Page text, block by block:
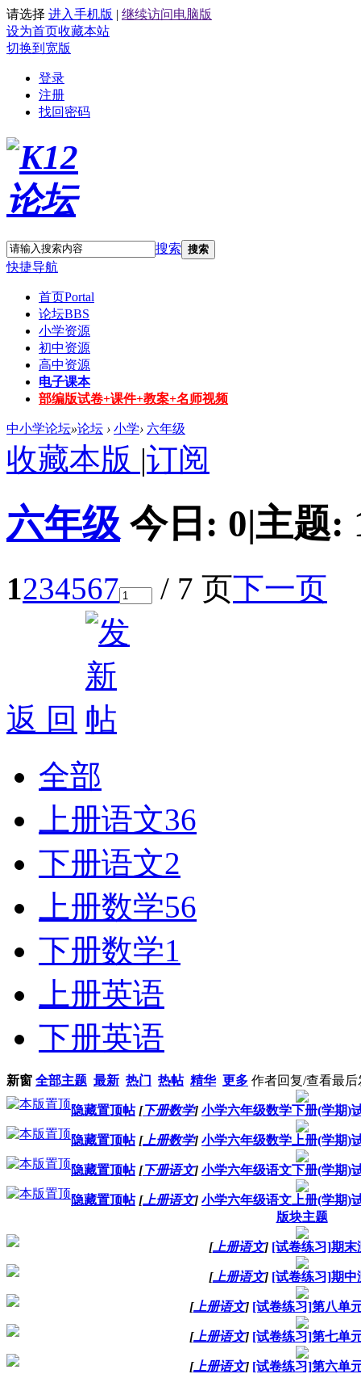
请选择 进入手机版 | 继续访问电脑版
设为首页收藏本站
切换到宽版
登录
注册
找回密码
搜索 搜索
快捷导航
首页Portal
论坛BBS
小学资源
初中资源
高中资源
电子课本
部编版试卷+课件+教案+名师视频
中小学论坛»论坛 › 小学› 六年级
收藏本版 |订阅
六年级 今日: 0|主题:
1234567 / 7 页下一页
返 回
全部
上册语文36
下册语文2
上册数学56
下册数学1
上册英语
下册英语
新窗 全部主题 最新 热门 热帖 精华 更多 作者回复/查看最后
隐藏置顶帖 [下册数学] 小学六年级数学下册(学期)
隐藏置顶帖 [上册数学] 小学六年级数学上册(学期)
隐藏置顶帖 [下册语文] 小学六年级语文下册(学期)
隐藏置顶帖 [上册语文] 小学六年级语文上册(学期)
版块主题
[上册语文] [试卷练习]期末
[上册语文] [试卷练习]期中
[上册语文] [试卷练习]第八单
[上册语文] [试卷练习]第七单
[上册语文] [试卷练习]第六单